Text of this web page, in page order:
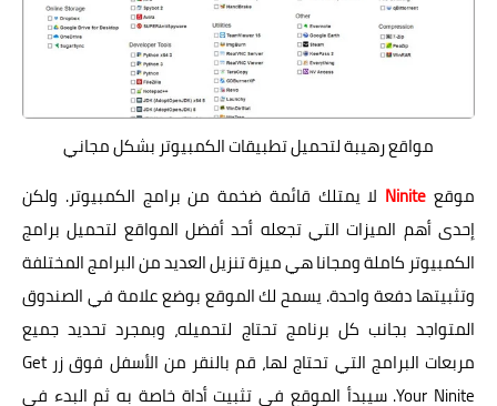
مواقع رهيبة لتحميل تطبيقات الكمبيوتر بشكل مجاني
موقع Ninite لا يمتلك قائمة ضخمة من برامج الكمبيوتر. ولكن
إحدى أهم الميزات التي تجعله أحد أفضل المواقع لتحميل برامج
الكمبيوتر كاملة ومجانا هي ميزة تنزيل العديد من البرامج المختلفة
وتثبيتها دفعة واحدة. يسمح لك الموقع بوضع علامة في الصندوق
المتواجد بجانب كل برنامج تحتاج لتحميله، وبمجرد تحديد جميع
مربعات البرامج التي تحتاج لها، قم بالنقر من الأسفل فوق زر Get
Your Ninite. سيبدأ الموقع في تثبيت أداة خاصة به ثم البدء في